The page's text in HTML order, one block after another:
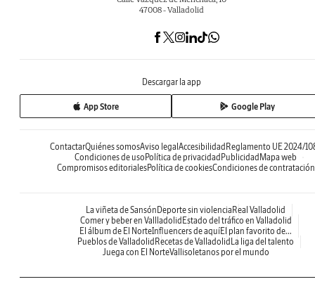
47008 - Valladolid
Descargar la app
App Store Google Play
ContactarQuiénes somosAviso legal Accesibilidad Reglamento UE 2024/
Condiciones de uso Política de privacidad Publicidad Mapa web
Compromisos editorialesPolítica de cookiesCondiciones de contratación
La viñeta de Sansón Deporte sin violencia Real Valladolid
Comer y beber en Vallladolid Estado del tráfico en Valladolid
El álbum de El NorteInfluencers de aquíEl plan favorito de...
Pueblos de Valladolid Recetas de Valladolid La liga del talento
Juega con El NorteVallisoletanos por el mundo